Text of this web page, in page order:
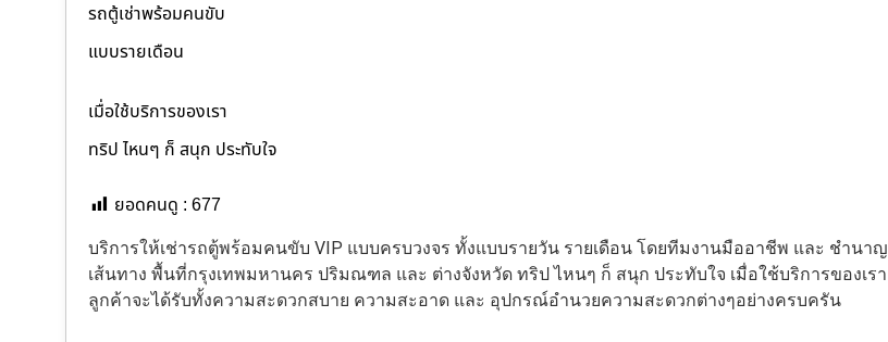
รถตู้เช่าพร้อมคนขับ
แบบรายเดือน
เมื่อใช้บริการของเรา
ทริป ไหนๆ ก็ สนุก ประทับใจ
ยอดคนดู : 677
บริการให้เช่ารถตู้พร้อมคนขับ VIP แบบครบวงจร ทั้งแบบรายวัน รายเดือน โดยทีมงานมืออาชีพ และ ชำนาญ
เส้นทาง พื้นที่กรุงเทพมหานคร ปริมณฑล และ ต่างจังหวัด ทริป ไหนๆ ก็ สนุก ประทับใจ เมื่อใช้บริการของเรา
ลูกค้าจะได้รับทั้งความสะดวกสบาย ความสะอาด และ อุปกรณ์อำนวยความสะดวกต่างๆอย่างครบครัน